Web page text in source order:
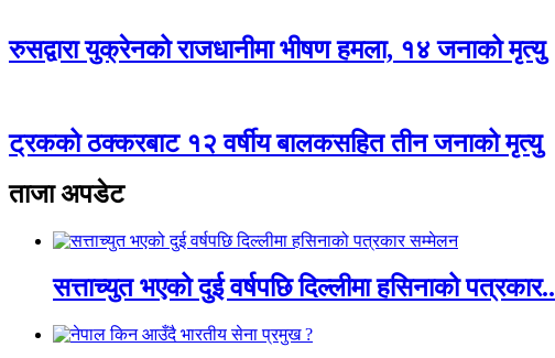
रुसद्वारा युक्रेनको राजधानीमा भीषण हमला, १४ जनाको मृत्यु
ट्रकको ठक्करबाट १२ वर्षीय बालकसहित तीन जनाको मृत्यु
ताजा अपडेट
सत्ताच्युत भएको दुई वर्षपछि दिल्लीमा हसिनाको पत्रकार..